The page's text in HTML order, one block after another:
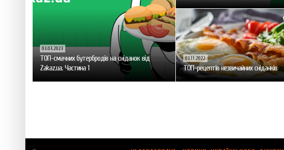
03.03.2023
ТОП-смачних бутербродів на сніданок від
Zakaz.ua. Частина 1
03.11.2022
ТОП-рецептів незвичайних сніданків